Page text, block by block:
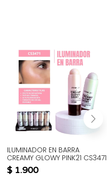
ILUMINADOR EN BARRA
CREAMY GLOWY PINK21 CS3471
$ 1.900